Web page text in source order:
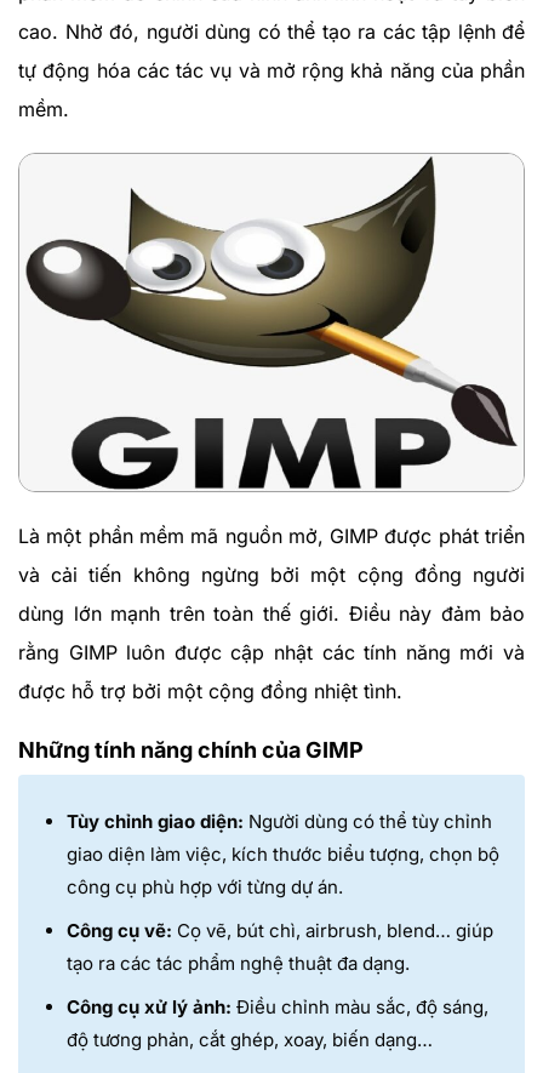
cao. Nhờ đó, người dùng có thể tạo ra các tập lệnh để
tự động hóa các tác vụ và mở rộng khả năng của phần
mềm.
Là một phần mềm mã nguồn mở, GIMP được phát triển
và cải tiến không ngừng bởi một cộng đồng người
dùng lớn mạnh trên toàn thế giới. Điều này đảm bảo
rằng GIMP luôn được cập nhật các tính năng mới và
được hỗ trợ bởi một cộng đồng nhiệt tình.
Những tính năng chính của GIMP
Tùy chỉnh giao diện: Người dùng có thể tùy chỉnh
giao diện làm việc, kích thước biểu tượng, chọn bộ
công cụ phù hợp với từng dự án.
Công cụ vẽ: Cọ vẽ, bút chì, airbrush, blend… giúp
tạo ra các tác phẩm nghệ thuật đa dạng.
Công cụ xử lý ảnh: Điều chỉnh màu sắc, độ sáng,
độ tương phản, cắt ghép, xoay, biến dạng…